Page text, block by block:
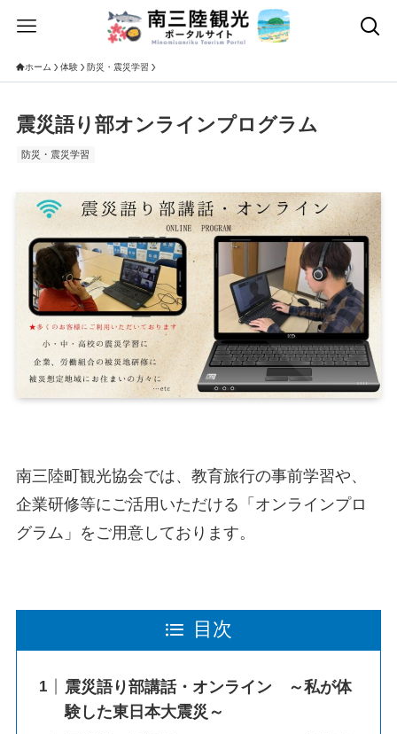
ホーム 体験 防災・震災学習
震災語り部オンラインプログラム
防災・震災学習
南三陸町観光協会では、教育旅行の事前学習や、
企業研修等にご活用いただける「オンラインプロ
グラム」をご用意しております。
目次
震災語り部講話・オンライン ～私が体
験した東日本大震災～